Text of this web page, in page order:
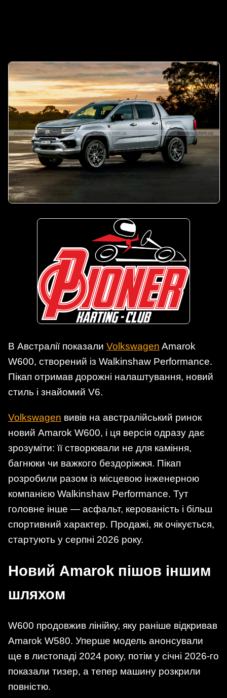
В Австралії показали Volkswagen Amarok
W600, створений із Walkinshaw Performance.
Пікап отримав дорожні налаштування, новий
стиль і знайомий V6.
Volkswagen вивів на австралійський ринок
новий Amarok W600, і ця версія одразу дає
зрозуміти: її створювали не для каміння,
багнюки чи важкого бездоріжжя. Пікап
розробили разом із місцевою інженерною
компанією Walkinshaw Performance. Тут
головне інше — асфальт, керованість і більш
спортивний характер. Продажі, як очікується,
стартують у серпні 2026 року.
Новий Amarok пішов іншим
шляхом
W600 продовжив лінійку, яку раніше відкривав
Amarok W580. Уперше модель анонсували
ще в листопаді 2024 року, потім у січні 2026-го
показали тизер, а тепер машину розкрили
повністю.